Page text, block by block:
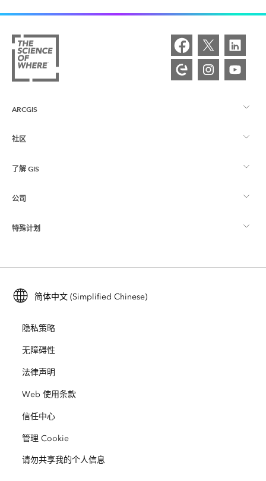
ARCGIS
ArcGIS 概览
制图
Esri Store
社区
Esri 社区
ArcGIS 博客
用户研究和测试
Esri 年轻专家关系网
了解 GIS
什么是 GIS？
位置智能
培训
ArcUser
ArcNews
ArcWatch
Esri Press
Esri 视频
公司
关于 Esri
招贤纳士
开放视野
业务行为准则
网站地图
特殊计划
ArcGIS for Student Use
保护
教育
种族平等
简体中文 (Simplified Chinese)
隐私策略
无障碍性
法律声明
Web 使用条款
信任中心
管理 Cookie
请勿共享我的个人信息